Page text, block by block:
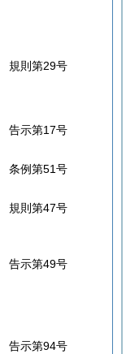
規則第29号
告示第17号
条例第51号
規則第47号
告示第49号
告示第94号